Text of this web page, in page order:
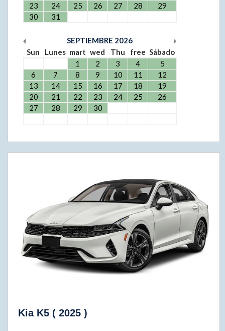
23
24 25 26 27 28
29
30
31
SEPTIEMBRE 2026
Sun
Lunes mart wed Thu free Sábado
1
2 3 4
5
6
7 8 9 10 11
12
13
14 15 16 17 18
19
20
21 22 23 24 25
26
27
28 29 30
Kia K5 ( 2025 )